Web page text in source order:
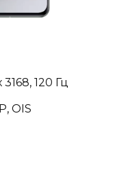
120 Гц
OIS